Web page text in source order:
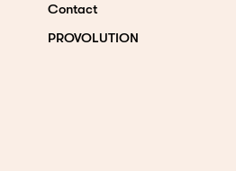
Contact
PROVOLUTION